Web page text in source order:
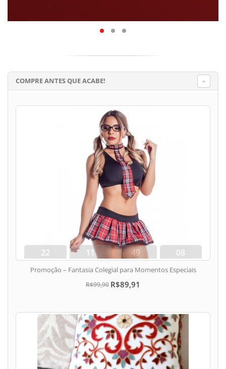
COMPRE ANTES QUE ACABE!
22
dias
11
hora
49
min
07
seg
Promoção – Fantasia Colegial para Momentos Especiais
R$99,90 R$89,91